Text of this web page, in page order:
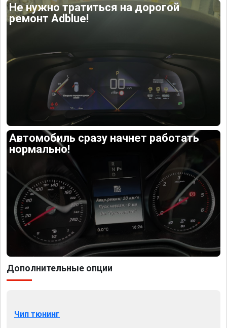
Не нужно тратиться на дорогой
ремонт Adblue!
Автомобиль сразу начнет работать
нормально!
Дополнительные опции
Чип тюнинг